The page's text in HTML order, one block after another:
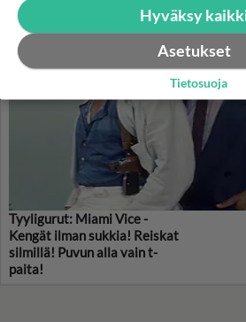
Tyyligurut: Miami Vice -
Kengät ilman sukkia! Reiskat
silmillä! Puvun alla vain t-
paita!
Hyväksy
Asetukset
Tietosuoja